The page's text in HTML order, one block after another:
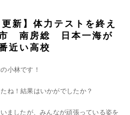
新】体力テストを終え
南房総 日本一海が
近い高校
小林です！
ね！結果はいかがでしたか？
ましたが、みんなが頑張っている姿を